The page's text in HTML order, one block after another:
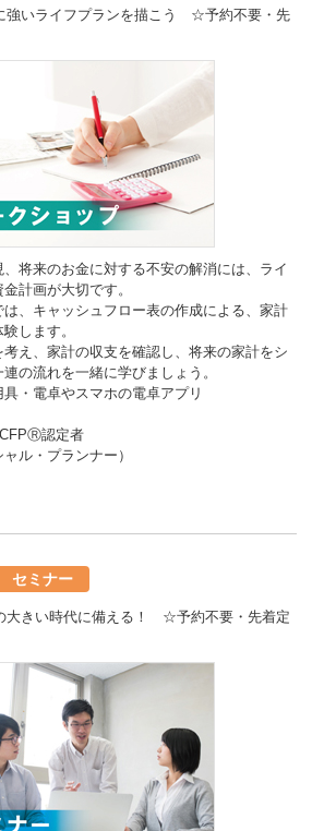
強いライフプランを描こう ☆予約不要・先
将来のお金に対する不安の解消には、ライ
計画が大切です。
、キャッシュフロー表の作成による、家計
します。
え、家計の収支を確認し、将来の家計をシ
の流れを一緒に学びましょう。
・電卓やスマホの電卓アプリ
認定者
・プランナー）
セミナー
大きい時代に備える！ ☆予約不要・先着定